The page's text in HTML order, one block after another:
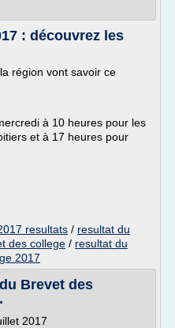
: découvrez les
région vont savoir ce
à 10 heures pour les
et à 17 heures pour
resultats / resultat du
des college / resultat du
2017
Brevet des
2017